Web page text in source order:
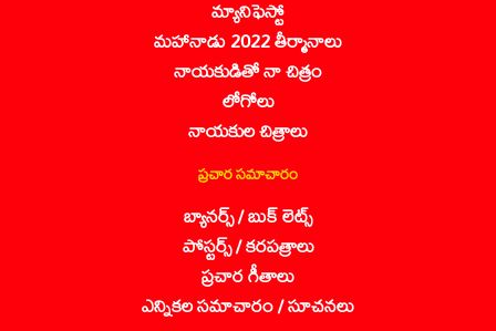
మ్యానిఫెస్టో
మహానాడు 2022 తీర్మానాలు
నాయకుడితో నా చిత్రం
లోగోలు
నాయకుల చిత్రాలు
ప్రచార సమాచారం
బ్యానర్స్ / బుక్ లెట్స్
పోస్టర్స్ / కరపత్రాలు
ప్రచార గీతాలు
ఎన్నికల సమాచారం / సూచనలు